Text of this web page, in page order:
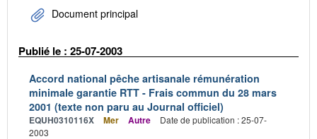
Document principal
Publié le : 25-07-2003
Accord national pêche artisanale rémunération
minimale garantie RTT - Frais commun du 28 mars
2001 (texte non paru au Journal officiel)
EQUH0310116X Mer Autre
Date de publication : 25-07-
2003